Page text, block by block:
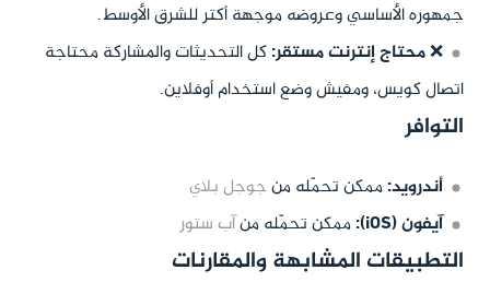
جمهوره الأساسي وعروضه موجهة أكتر للشرق الأوسط.
❌محتاج إنترنت مستقر:كل التحديثات والمشاركة محتاجة
اتصال كويس، ومفيش وضع استخدام أوفلاين.
التوافر
أندرويد:ممكن تحمّله منجوجل بلاي
آيفون (iOS):
ممكن تحمّله منآب ستور
التطبيقات المشابهة والمقارنات